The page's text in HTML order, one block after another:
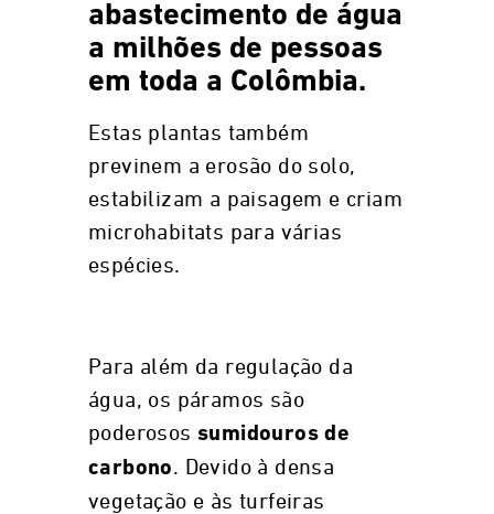
abastecimento de água
a milhões de pessoas
em toda a Colômbia.
Estas plantas também
previnem a erosão do solo,
estabilizam a paisagem e criam
microhabitats para várias
espécies.
Para além da regulação da
água, os páramos são
poderosossumidouros de
carbono. Devido à densa
vegetação e às turfeiras